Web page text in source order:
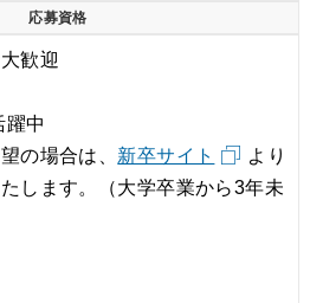
応募資格
歓迎
躍中
の場合は、 新卒サイト
より
します。（大学卒業から3年未